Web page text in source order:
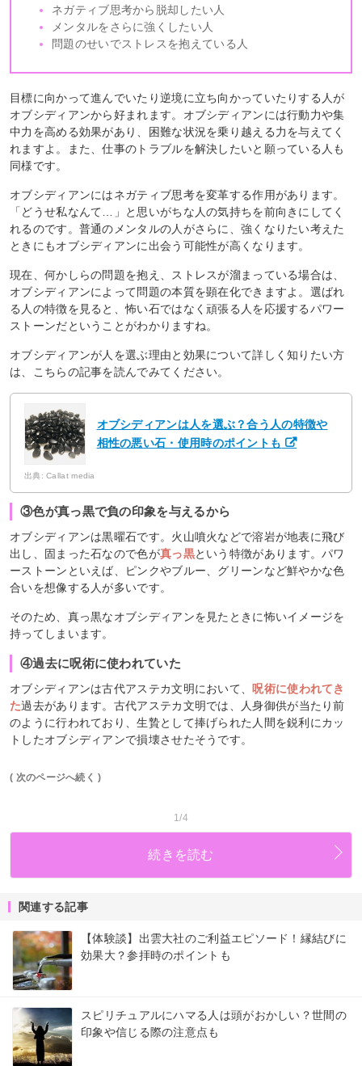
ネガティブ思考から脱却したい人
メンタルをさらに強くしたい人
問題のせいでストレスを抱えている人
目標に向かって進んでいたり逆境に立ち向かっていたりする人が
オブシディアンから好まれます。オブシディアンには行動力や集
中力を高める効果があり、困難な状況を乗り越える力を与えてく
れますよ。また、仕事のトラブルを解決したいと願っている人も
同様です。
オブシディアンにはネガティブ思考を変革する作用があります。
「どうせ私なんて…」と思いがちな人の気持ちを前向きにしてく
れるのです。普通のメンタルの人がさらに、強くなりたい考えた
ときにもオブシディアンに出会う可能性が高くなります。
現在、何かしらの問題を抱え、ストレスが溜まっている場合は、
オブシディアンによって問題の本質を顕在化できますよ。選ばれ
る人の特徴を見ると、怖い石ではなく頑張る人を応援するパワー
ストーンだということがわかりますね。
オブシディアンが人を選ぶ理由と効果について詳しく知りたい方
は、こちらの記事を読んでみてください。
オブシディアンは人を選ぶ？合う人の特徴や
相性の悪い石・使用時のポイントも
出典: Callat media
③色が真っ黒で負の印象を与えるから
オブシディアンは黒曜石です。火山噴火などで溶岩が地表に飛び
出し、固まった石なので色が真っ黒という特徴があります。パワ
ーストーンといえば、ピンクやブルー、グリーンなど鮮やかな色
合いを想像する人が多いです。
そのため、真っ黒なオブシディアンを見たときに怖いイメージを
持ってしまいます。
④過去に呪術に使われていた
オブシディアンは古代アステカ文明において、
呪術に使われてき
た過去があります。古代アステカ文明では、人身御供が当たり前
のように行われており、生贄として捧げられた人間を鋭利にカッ
トしたオブシディアンで損壊させたそうです。
( 次のページへ続く )
1/4
続きを読む
関連する記事
【体験談】出雲大社のご利益エピソード！縁結びに
効果大？参拝時のポイントも
スピリチュアルにハマる人は頭がおかしい？世間の
印象や信じる際の注意点も